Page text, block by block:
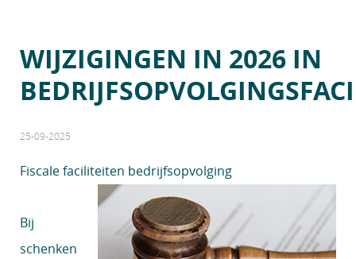
WIJZIGINGEN IN 2026 IN
25-09-2025
Fiscale faciliteiten bedrijfsopvolging
Bij
schenken